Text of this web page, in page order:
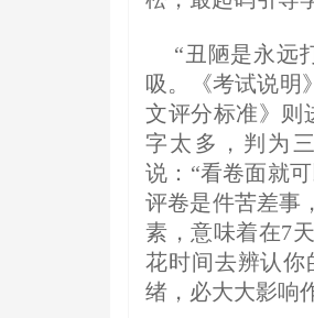
“丑陋是永远
吸。《考试说明
文评分标准》则
字太多，判为
说：“看卷面就
评卷是件苦差事
素，意味着在7
花时间去辨认
绪，必大大影响